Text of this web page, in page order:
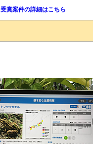
受賞案件の詳細はこちら